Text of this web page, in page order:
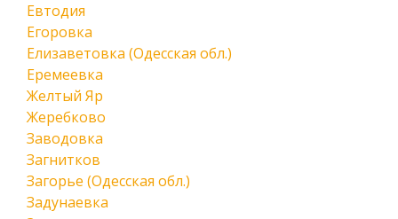
Евтодия
Егоровка
Елизаветовка (Одесская обл.)
Еремеевка
Желтый Яр
Жеребково
Заводовка
Загнитков
Загорье (Одесская обл.)
Задунаевка